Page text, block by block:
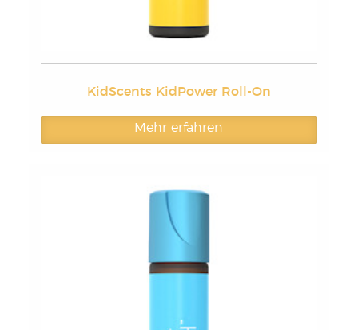
KidScents KidPower Roll-On
Mehr erfahren